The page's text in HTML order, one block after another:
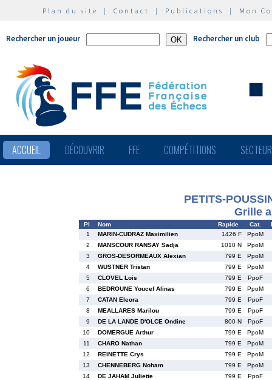
Plan du site | Contact | Publications | Mon
Rechercher un joueur Rechercher un club
ACCUEIL DÉCOUVRIR FFE COMPÉTITIONS
PETITS-
Grille
Pl Nom Rapide Cat.
1
MARIN-CUDRAZ Maximilien 1426 F
PpoM
2
MANSCOUR RANSAY Sadja 1010 N
PpoM
3
GROS-DESORMEAUX Alexian 799 E
PpoM
4
WUSTNER Tristan 799 E
PpoM
5
CLOVEL Lois 799 E
PpoF
6
BEDROUNE Youcef Alinas 799 E
PpoM
7
CATAN Eleora 799 E
PpoF
8
MEALLARES Marilou 799 E
PpoF
9
DE LA LANDE D'OLCE Ondine 800 N
PpoF
10
DOMERGUE Arthur 799 E
PpoM
11
CHARO Nathan 799 E
PpoM
12
REINETTE Crys 799 E
PpoM
13
CHENNEBERG Noham 799 E
PpoM
14
DE JAHAM Juliette 799 E
PpoF